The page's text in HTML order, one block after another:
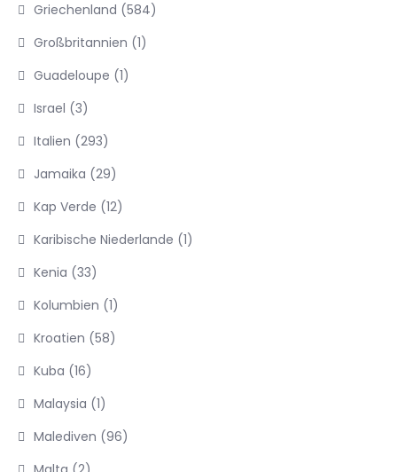
Griechenland (584)
Großbritannien (1)
Guadeloupe (1)
Israel (3)
Italien (293)
Jamaika (29)
Kap Verde (12)
Karibische Niederlande (1)
Kenia (33)
Kolumbien (1)
Kroatien (58)
Kuba (16)
Malaysia (1)
Malediven (96)